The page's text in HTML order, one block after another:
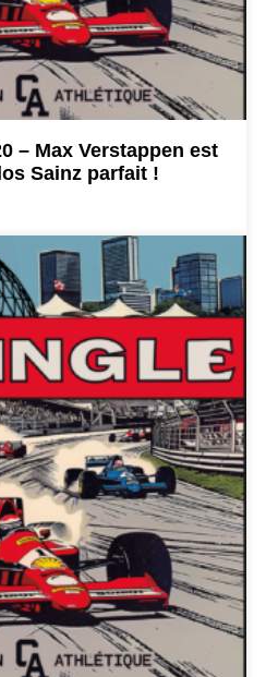
– Max Verstappen est
Sainz parfait !